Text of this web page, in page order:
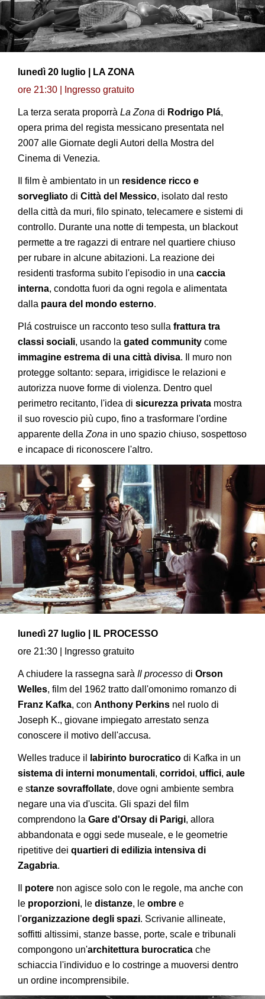
lunedì 20 luglio | LA ZONA
ore 21:30 | Ingresso gratuito
La terza serata proporrà La Zona di Rodrigo Plá,
opera prima del regista messicano presentata nel
2007 alle Giornate degli Autori della Mostra del
Cinema di Venezia.
Il film è ambientato in un residence ricco e
sorvegliato di Città del Messico, isolato dal resto
della città da muri, filo spinato, telecamere e sistemi di
controllo. Durante una notte di tempesta, un blackout
permette a tre ragazzi di entrare nel quartiere chiuso
per rubare in alcune abitazioni. La reazione dei
residenti trasforma subito l'episodio in una caccia
interna, condotta fuori da ogni regola e alimentata
dalla paura del mondo esterno.
Plá costruisce un racconto teso sulla frattura tra
classi sociali, usando la gated community come
immagine estrema di una città divisa. Il muro non
protegge soltanto: separa, irrigidisce le relazioni e
autorizza nuove forme di violenza. Dentro quel
perimetro recitanto, l'idea di sicurezza privata mostra
il suo rovescio più cupo, fino a trasformare l'ordine
apparente della Zona in uno spazio chiuso, sospettoso
e incapace di riconoscere l'altro.
lunedì 27 luglio | IL PROCESSO
ore 21:30 | Ingresso gratuito
A chiudere la rassegna sarà Il processo di Orson
Welles, film del 1962 tratto dall'omonimo romanzo di
Franz Kafka, con Anthony Perkins nel ruolo di
Joseph K., giovane impiegato arrestato senza
conoscere il motivo dell'accusa.
Welles traduce il labirinto burocratico di Kafka in un
sistema di interni monumentali, corridoi, uffici, aule
e stanze sovraffollate, dove ogni ambiente sembra
negare una via d'uscita. Gli spazi del film
comprendono la Gare d'Orsay di Parigi, allora
abbandonata e oggi sede museale, e le geometrie
ripetitive dei quartieri di edilizia intensiva di
Zagabria.
potere non agisce solo con le regole, ma anche con
le proporzioni, le distanze, le ombre e
l'organizzazione degli spazi. Scrivanie allineate,
soffitti altissimi, stanze basse, porte, scale e tribunali
compongono un'architettura burocratica che
schiaccia l'individuo e lo costringe a muoversi dentro
un ordine incomprensibile.